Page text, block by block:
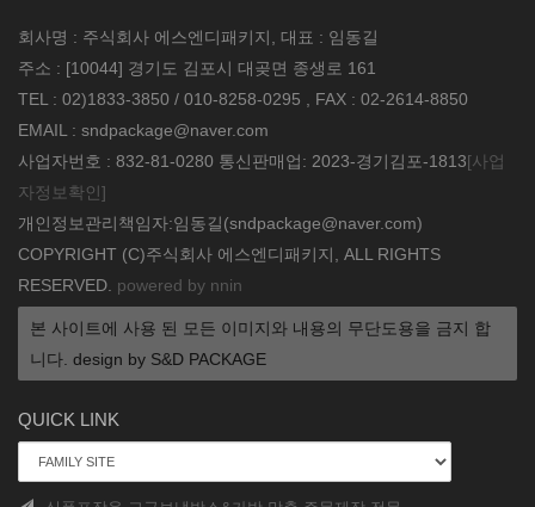
회사명 : 주식회사 에스엔디패키지, 대표 : 임동길
주소 : [10044] 경기도 김포시 대곶면 종생로 161
TEL : 02)1833-3850 / 010-8258-0295 , FAX : 02-2614-8850
EMAIL : sndpackage@naver.com
사업자번호 : 832-81-0280 통신판매업: 2023-경기김포-1813[사업
자정보확인]
개인정보관리책임자:임동길(sndpackage@naver.com)
COPYRIGHT (C)주식회사 에스엔디패키지, ALL RIGHTS
RESERVED. powered by nnin
본 사이트에 사용 된 모든 이미지와 내용의 무단도용을 금지 합
니다. design by S&D PACKAGE
QUICK LINK